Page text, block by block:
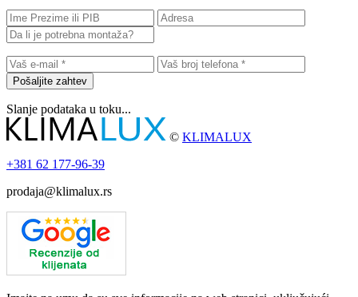
Pošaljite zahtev
Slanje podataka u toku...
© KLIMALUX
+381 62 177-96-39
prodaja@klimalux.rs